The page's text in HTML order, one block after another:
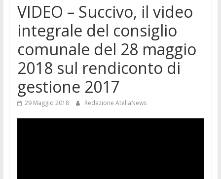
VIDEO – Succivo, il video
integrale del consiglio
comunale del 28 maggio
2018 sul rendiconto di
gestione 2017
29 Maggio 2018 Redazione AtellaNews